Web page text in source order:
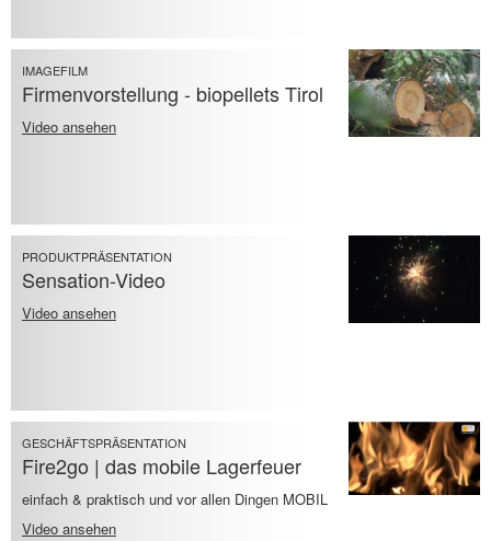
IMAGEFILM
Firmenvorstellung - biopellets Tirol
Video ansehen
PRODUKTPRÄSENTATION
Sensation-Video
Video ansehen
GESCHÄFTSPRÄSENTATION
Fire2go | das mobile Lagerfeuer
einfach & praktisch und vor allen Dingen MOBIL
Video ansehen